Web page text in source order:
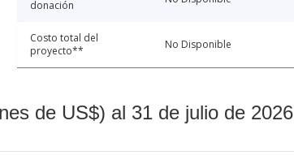
donación
Costo total del
proyecto**
No Disponible
de US$) al 31 de julio de 2026